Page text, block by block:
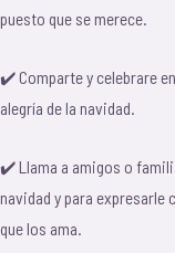
puesto que se merece.
✔️ Comparte y celebrare
alegría de la navidad.
✔️ Llama a amigos o
navidad y para expresarle
que los ama.